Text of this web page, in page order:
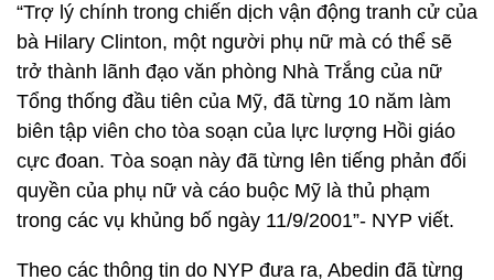
“Trợ lý chính trong chiến dịch vận động tranh cử của
bà Hilary Clinton, một người phụ nữ mà có thể sẽ
trở thành lãnh đạo văn phòng Nhà Trắng của nữ
Tổng thống đầu tiên của Mỹ, đã từng 10 năm làm
biên tập viên cho tòa soạn của lực lượng Hồi giáo
cực đoan. Tòa soạn này đã từng lên tiếng phản đối
quyền của phụ nữ và cáo buộc Mỹ là thủ phạm
trong các vụ khủng bố ngày 11/9/2001”- NYP viết.
Theo các thông tin do NYP đưa ra, Abedin đã từng